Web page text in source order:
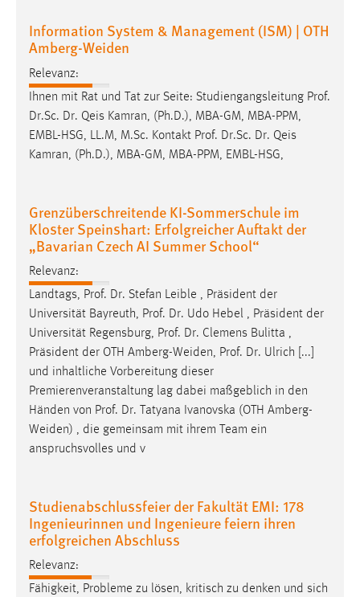
Information System & Management (ISM) | OTH
Amberg-Weiden
Relevanz:
Ihnen mit Rat und Tat zur Seite: Studiengangsleitung Prof.
Dr.Sc. Dr. Qeis Kamran, (Ph.D.), MBA-GM, MBA-PPM,
EMBL-HSG, LL.M, M.Sc. Kontakt Prof. Dr.Sc. Dr. Qeis
Kamran, (Ph.D.), MBA-GM, MBA-PPM, EMBL-HSG,
Grenzüberschreitende KI-Sommerschule im
Kloster Speinshart: Erfolgreicher Auftakt der
„Bavarian Czech AI Summer School“
Relevanz:
Landtags, Prof. Dr. Stefan Leible , Präsident der
Universität Bayreuth, Prof. Dr. Udo Hebel , Präsident der
Universität Regensburg, Prof. Dr. Clemens Bulitta ,
Präsident der OTH Amberg-Weiden, Prof. Dr. Ulrich [...]
und inhaltliche Vorbereitung dieser
Premierenveranstaltung lag dabei maßgeblich in den
Händen von Prof. Dr. Tatyana Ivanovska (OTH Amberg-
Weiden) , die gemeinsam mit ihrem Team ein
anspruchsvolles und v
Studienabschlussfeier der Fakultät EMI: 178
Ingenieurinnen und Ingenieure feiern ihren
erfolgreichen Abschluss
Relevanz:
Fähigkeit, Probleme zu lösen, kritisch zu denken und sich